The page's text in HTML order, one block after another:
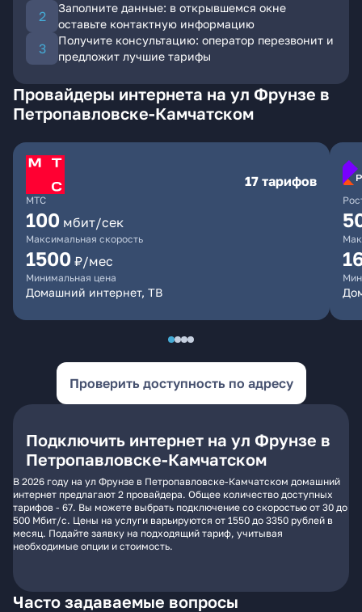
Заполните данные: в открывшемся окне
оставьте контактную информацию
Получите консультацию: оператор перезвонит и
предложит лучшие тарифы
Провайдеры интернета на ул Фрунзе в
Петропавловске-Камчатском
МТС
17 тарифов
100 мбит/сек
Максимальная скорость
1500 ₽/мес
Минимальная цена
Домашний интернет, ТВ
Проверить доступность по адресу
Подключить интернет на ул Фрунзе в
Петропавловске-Камчатском
В 2026 году на ул Фрунзе в Петропавловске-Камчатском домашний
интернет предлагают 2 провайдера. Общее количество доступных
тарифов - 67. Вы можете выбрать подключение со скоростью от 30 до
500 Мбит/с. Цены на услуги варьируются от 1550 до 3350 рублей в
месяц. Подайте заявку на подходящий тариф, учитывая
необходимые опции и стоимость.
Часто задаваемые вопросы